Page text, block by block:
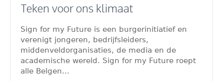
Teken voor ons klimaat
Sign for my Future is een burgerinitiatief en
verenigt jongeren, bedrijfsleiders,
middenveldorganisaties, de media en de
academische wereld. Sign for my Future roept
alle Belgen...